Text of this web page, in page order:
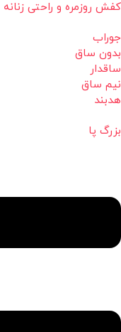
کفش روزمره و راحتی زنانه
جوراب
بدون ساق
ساقدار
نیم ساق
هدبند
بزرگ پا